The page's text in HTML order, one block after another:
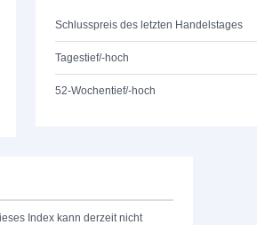
Schlusspreis des letzten Handelstages
Tagestief/-hoch
52-Wochentief/-hoch
Index kann derzeit nicht